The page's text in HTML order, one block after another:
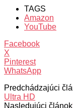
TAGS
Amazon
YouTube
Facebook
X
Pinterest
WhatsApp
Predchádzajúci
Ultra HD
Nasledujúci článok